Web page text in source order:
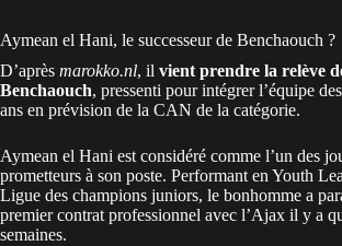
Aymean el Hani, le successeur de Benchaouch ?
D’après marokko.nl, il vient prendre la relève
Benchaouch, pressenti pour intégrer l’équipe
ans en prévision de la CAN de la catégorie.
Aymean el Hani est considéré comme l’un des
prometteurs à son poste. Performant en Youth
Ligue des champions juniors, le bonhomme a
premier contrat professionnel avec l’Ajax il y a
semaines.